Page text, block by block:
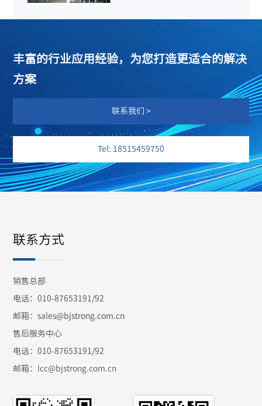
丰富的行业应用经验，为您打造更适合的解决
方案
联系我们 >
Tel: 18515459750
联系方式
销售总部
电话：010-87653191/92
邮箱：sales@bjstrong.com.cn
售后服务中心
电话：010-87653191/92
邮箱： lcc@bjstrong.com.cn